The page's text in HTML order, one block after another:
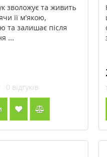
зволожує та живить
її м'якою,
та залишає після
...
0 відгуків